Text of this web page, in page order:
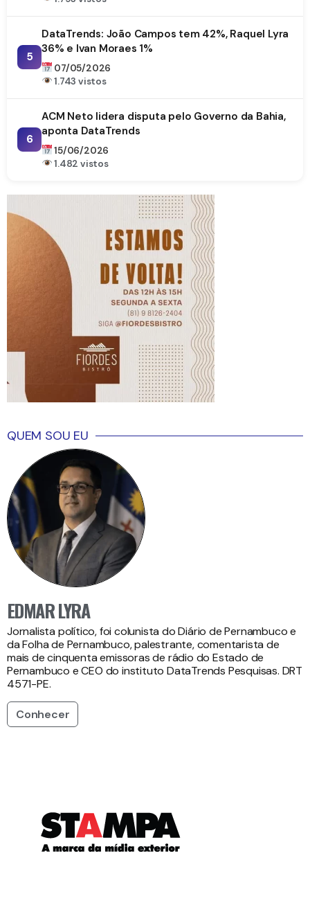
5
DataTrends: João Campos tem 42%, Raquel Lyra
36% e Ivan Moraes 1%
07/05/2026
1.743 vistos
6
ACM Neto lidera disputa pelo Governo da Bahia,
aponta DataTrends
15/06/2026
1.482 vistos
QUEM SOU EU
EDMAR LYRA
Jornalista político, foi colunista do Diário de Pernambuco e
da Folha de Pernambuco, palestrante, comentarista de
mais de cinquenta emissoras de rádio do Estado de
Pernambuco e CEO do instituto DataTrends Pesquisas. DRT
4571-PE.
Conhecer